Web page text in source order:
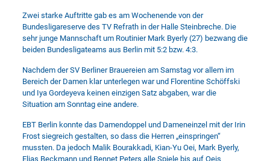
Zwei starke Auftritte gab es am Wochenende von der
Bundesligareserve des TV Refrath in der Halle Steinbreche. Die
sehr junge Mannschaft um Routinier Mark Byerly (27) bezwang die
beiden Bundesligateams aus Berlin mit 5:2 bzw. 4:3.
Nachdem der SV Berliner Brauereien am Samstag vor allem im
Bereich der Damen klar unterlegen war und Florentine Schöffski
und Iya Gordeyeva keinen einzigen Satz abgaben, war die
Situation am Sonntag eine andere.
EBT Berlin konnte das Damendoppel und Dameneinzel mit der Irin
Frost siegreich gestalten, so dass die Herren „einspringen“
mussten. Da jedoch Malik Bourakkadi, Kian-Yu Oei, Mark Byerly,
Elias Beckmann und Bennet Peters alle Spiele bis auf Oeis